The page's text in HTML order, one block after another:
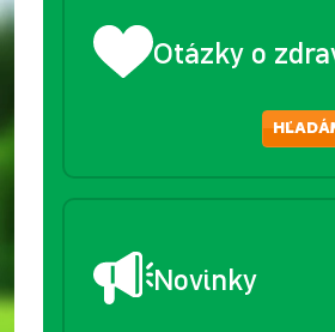
Otázky o
Novinky